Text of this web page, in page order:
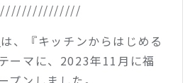
は、『キッチンからはじめる
ーマに、2023年11月に福